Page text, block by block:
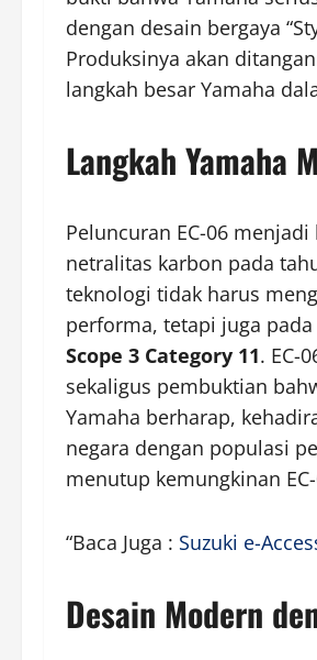
dengan desain bergaya
Produksinya akan
langkah besar Yamaha
Langkah Yamaha
Peluncuran EC-06
netralitas karbon pada
teknologi tidak harus
performa, tetapi juga
Scope 3 Category 11. EC-
sekaligus pembuktian
Yamaha berharap,
negara dengan populasi
menutup kemungkinan
“Baca Juga : Suzuki e-
Desain Modern